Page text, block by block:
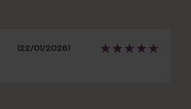
(22/01/2026)